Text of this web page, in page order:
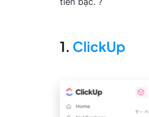
1. ClickUp